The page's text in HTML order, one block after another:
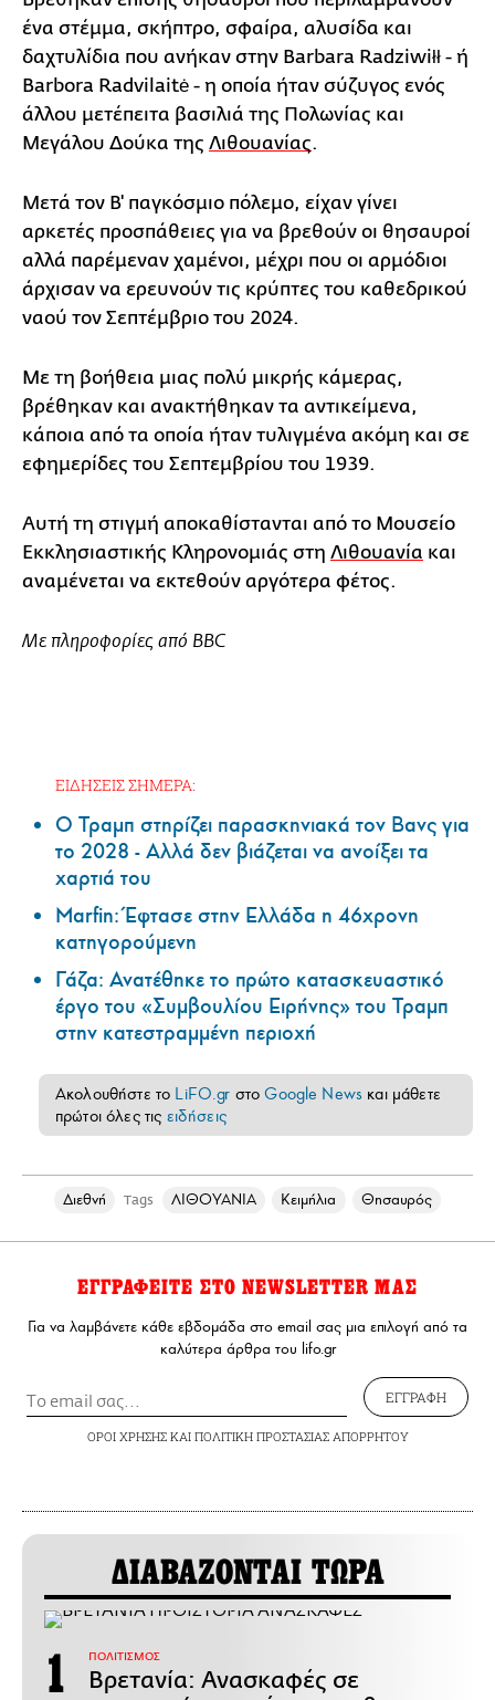
ένα στέμμα, σκήπτρο, σφαίρα, αλυσίδα και
δαχτυλίδια που ανήκαν στην Barbara Radziwiłł - ή
Barbora Radvilaitė - η οποία ήταν σύζυγος ενός
άλλου μετέπειτα βασιλιά της Πολωνίας και
Μεγάλου Δούκα της Λιθουανίας.
Μετά τον Β' παγκόσμιο πόλεμο, είχαν γίνει
αρκετές προσπάθειες για να βρεθούν οι θησαυροί
αλλά παρέμεναν χαμένοι, μέχρι που οι αρμόδιοι
άρχισαν να ερευνούν τις κρύπτες του καθεδρικού
ναού τον Σεπτέμβριο του 2024.
Με τη βοήθεια μιας πολύ μικρής κάμερας,
βρέθηκαν και ανακτήθηκαν τα αντικείμενα,
κάποια από τα οποία ήταν τυλιγμένα ακόμη και σε
εφημερίδες του Σεπτεμβρίου του 1939.
Αυτή τη στιγμή αποκαθίστανται από το Μουσείο
Εκκλησιαστικής Κληρονομιάς στη Λιθουανία και
αναμένεται να εκτεθούν αργότερα φέτος.
Με πληροφορίες από BBC
ΕΙΔΗΣΕΙΣ ΣΗΜΕΡΑ:
Ο Τραμπ στηρίζει παρασκηνιακά τον Βανς για
το 2028 - Αλλά δεν βιάζεται να ανοίξει τα
χαρτιά του
Marfin: Έφτασε στην Ελλάδα η 46χρονη
κατηγορούμενη
Γάζα: Ανατέθηκε το πρώτο κατασκευαστικό
έργο του «Συμβουλίου Ειρήνης» του Τραμπ
στην κατεστραμμένη περιοχή
Ακολουθήστε το LiFO.gr στοGoogle News και μάθετε
πρώτοι όλες τις ειδήσεις
Διεθνή Tags ΛΙΘΟΥΑΝΙΑ Κειμήλια Θησαυρός
ΕΓΓΡΑΦΕΙΤΕ ΣΤΟ NEWSLETTER ΜΑΣ
Για να λαμβάνετε κάθε εβδομάδα στο email σας μια επιλογή από τα
καλύτερα άρθρα του lifo.gr
ΕΓΓΡΑΦΗ
ΟΡΟΙ ΧΡΗΣΗΣΚΑΙ ΠΟΛΙΤΙΚΗ ΠΡΟΣΤΑΣΙΑΣ ΑΠΟΡΡΗΤΟΥ
ΔΙΑΒΑΖΟΝΤΑΙ ΤΩΡΑ
ΠΟΛΙΤΙΣΜΟΣ
Βρετανία: Ανασκαφές σε